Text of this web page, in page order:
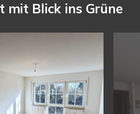
mit Blick ins Grüne